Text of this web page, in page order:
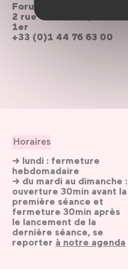
Forum des Halles
2 rue du cinéma, Paris
1er
+33 (0)1 44 76 63 00
Horaires
→ lundi : fermeture
hebdomadaire
→ du mardi au dimanche :
ouverture 30min avant la
première séance et
fermeture 30min après
le lancement de la
dernière séance, se
reporter à notre agenda